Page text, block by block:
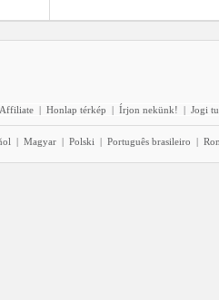
Affiliate | Honlap térkép | Írjon nekünk! | Jogi
| Magyar | Polski | Português brasileiro |